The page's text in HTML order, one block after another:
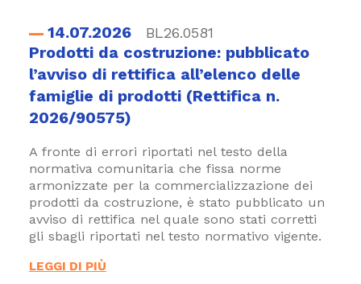
14.07.2026 BL26.0581
Prodotti da costruzione: pubblicato
l’avviso di rettifica all’elenco delle
famiglie di prodotti (Rettifica n.
2026/90575)
A fronte di errori riportati nel testo della
normativa comunitaria che fissa norme
armonizzate per la commercializzazione dei
prodotti da costruzione, è stato pubblicato un
avviso di rettifica nel quale sono stati corretti
gli sbagli riportati nel testo normativo vigente.
LEGGI DI PIÙ